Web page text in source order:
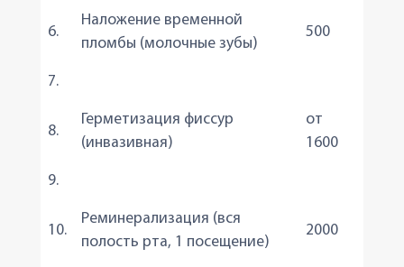
6.
Наложение временной
пломбы (молочные зубы)
500
7.
8.
Герметизация фиссур
(инвазивная)
от
1600
9.
10.
Реминерализация (вся
полость рта, 1 посещение)
2000